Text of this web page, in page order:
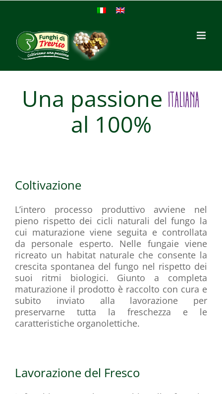
Una passione ITALIANA
al 100%
Coltivazione
L’intero processo produttivo avviene nel
pieno rispetto dei cicli naturali del fungo la
cui maturazione viene seguita e controllata
da personale esperto. Nelle fungaie viene
ricreato un habitat naturale che consente la
crescita spontanea del fungo nel rispetto dei
suoi ritmi biologici. Giunto a completa
maturazione il prodotto è raccolto con cura e
subito inviato alla lavorazione per
preservarne tutta la freschezza e le
caratteristiche organolettiche.
Lavorazione del Fresco